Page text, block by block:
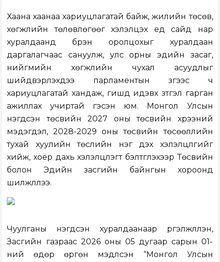
Хаана хаанаа хариуцлагатай байж, жилийн төсөв,
хөгжлийн төлөвлөгөөг хэлэлцэх үед сайд нар
хуралдаанд бүрэн оролцохыг хуралдаан
даргалагчаас сануулж, улс орны эдийн засаг,
нийгмийн хөгжлийн чухал асуудлыг
шийдвэрлэхдээ парламентын зүгээс ч
хариуцлагатай хандаж, гишүүд идэвх зүтгэл гарган
ажиллах учиртай гэсэн юм. Монгол Улсын
нэгдсэн төсвийн 2027 оны төсвийн хүрээний
мэдэгдэл, 2028-2029 оны төсвийн төсөөллийн
тухай хуулийн төслийн нэг дэх хэлэлцүүлгийг
хийж, хоёр дахь хэлэлцүүлэгт бэлтгүүлэхээр Төсвийн
болон Эдийн засгийн байнгын хороонд
шилжүүллээ.
Чуулганы нэгдсэн хуралдаанаар үргэлжлүүлэн,
Засгийн газраас 2026 оны 05 дугаар сарын 01-
ний өдөр өргөн мэдүүлсэн “Монгол Улсын